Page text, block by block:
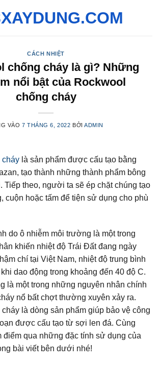
CÁCH NHIỆT
chống cháy là gì? Những
nổi bật của Rockwool
chống cháy
VÀO 7 THÁNG 6, 2022 BỞIADMIN
cháy là sản phẩm được cấu tạo bằng
tạo thành những thành phẩm bông
Tiếp theo, người ta sẽ ép chặt chúng tạo
cuộn hoặc tấm để tiện sử dụng cho phù
do ô nhiễm môi trường là một trong
khiến nhiệt độ Trái Đất đang ngày
chí tại Việt Nam, nhiệt độ trung bình
dao động trong khoảng đến 40 độ C.
là một trong những nguyên nhân chính
nổ bất chợt thường xuyên xảy ra.
là dòng sản phẩm giúp bảo vệ công
được cấu tạo từ sợi len đá. Cùng
điểm qua những đặc tính sử dụng của
bài viết bên dưới nhé!